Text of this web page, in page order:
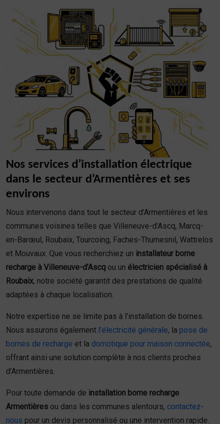
Nos services d’installation électrique
dans le secteur d’Armentières et ses
environs
Nous intervenons dans tout le secteur d’Armentières et les
communes voisines telles que Villeneuve-d’Ascq, Marcq-
en-Barœul, Roubaix, Tourcoing, Faches-Thumesnil, Wattrelos
et Mouvaux. Que vous recherchiez un installateur borne
recharge à Villeneuve-d’Ascq ou un électricien spécialisé à
Roubaix, notre société garantit des prestations de qualité
adaptées à chaque localisation.
Notre expertise ne se limite pas à l’installation de bornes.
Nous assurons également l’électricité générale, la pose de
bornes de recharge et la domotique pour maison connectée,
offrant ainsi une solution complète à nos clients proches
d’Armentières.
Pour toute demande de installation borne recharge
Armentières ou dans les communes alentours, contactez-
nous pour un devis personnalisé ou une intervention rapide.